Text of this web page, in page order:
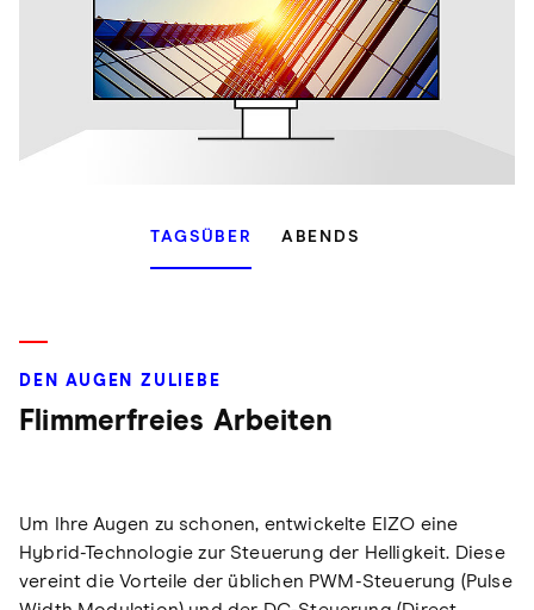
TAGSÜBER ABENDS
DEN AUGEN ZULIEBE
Flimmerfreies Arbeiten
Um Ihre Augen zu schonen, entwickelte EIZO eine
Hybrid-Technologie zur Steuerung der Helligkeit. Diese
vereint die Vorteile der üblichen PWM-Steuerung (Pulse